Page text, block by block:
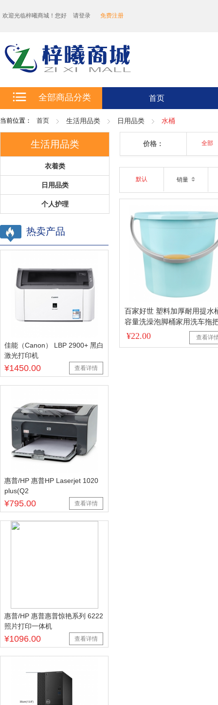
欢迎光临梓曦商城！您好 请登录 免费注册
全部商品分类 首页
当前位置： 首页 生活用品类 日用品类 水桶
生活用品类
衣着类
日用品类
个人护理
热卖产品
佳能（Canon） LBP 2900+ 黑白
激光打印机
¥1450.00 查看详情
惠普/HP 惠普HP Laserjet 1020
plus(Q2
¥795.00 查看详情
惠普/HP 惠普惠普惊艳系列 6222
照片打印一体机
¥1096.00 查看详情
价格： 全部
默认 销量
百家好世 塑料加厚耐用提水
容量洗澡泡脚桶家用洗车拖
19L
¥22.00 查看详